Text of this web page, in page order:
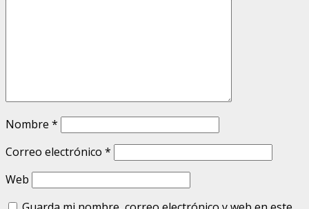
Nombre *
Correo electrónico *
Web